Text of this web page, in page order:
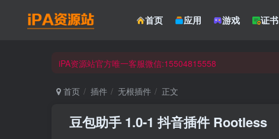
首页 应用 游戏 证书
iPA资源站官方唯一客服微信:15504815558
iPA资源站官方唯一客服微信:15504815558
首页 插件 无根插件 正文
豆包助手 1.0-1 抖音插件 Rootless